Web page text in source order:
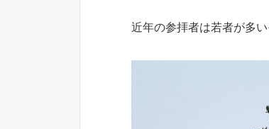
近年の参拝者は若者が多い